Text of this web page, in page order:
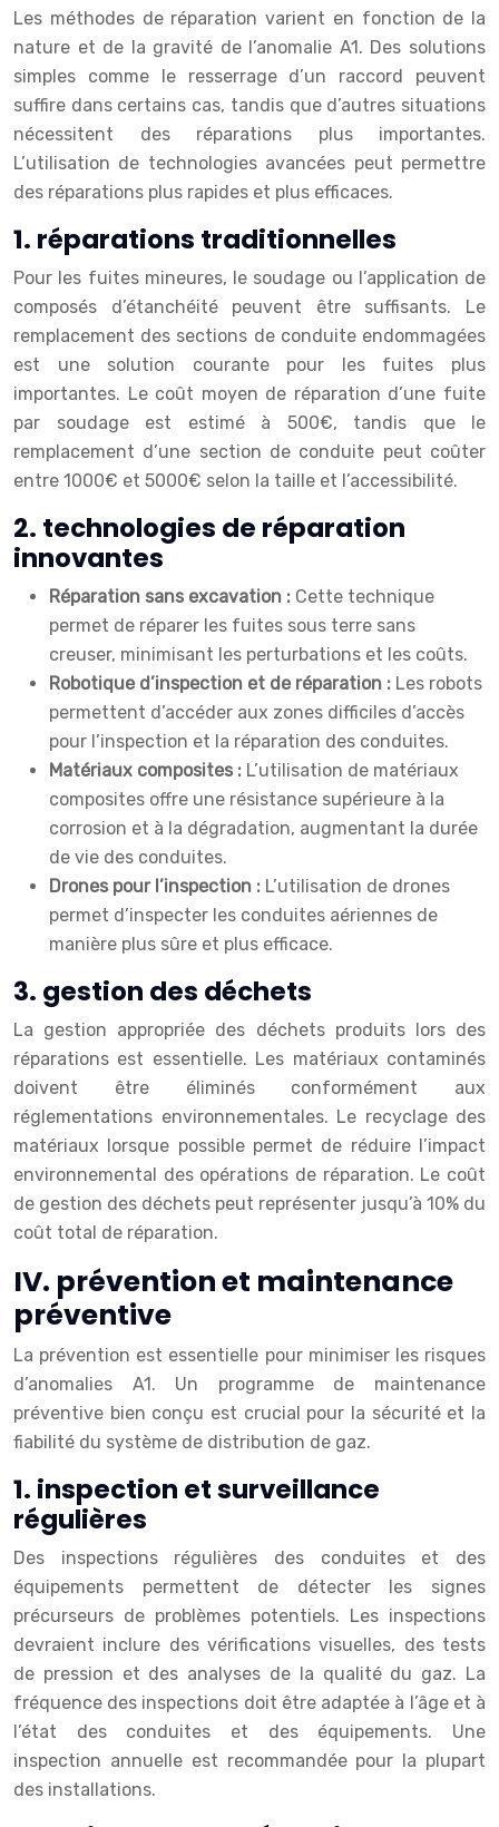
Les méthodes de réparation varient en fonction de la
nature et de la gravité de l’anomalie A1. Des solutions
simples comme le resserrage d’un raccord peuvent
suffire dans certains cas, tandis que d’autres situations
nécessitent des réparations plus importantes.
L’utilisation de technologies avancées peut permettre
des réparations plus rapides et plus efficaces.
1. réparations traditionnelles
Pour les fuites mineures, le soudage ou l’application de
composés d’étanchéité peuvent être suffisants. Le
remplacement des sections de conduite endommagées
est une solution courante pour les fuites plus
importantes. Le coût moyen de réparation d’une fuite
par soudage est estimé à 500€, tandis que le
remplacement d’une section de conduite peut coûter
entre 1000€ et 5000€ selon la taille et l’accessibilité.
2. technologies de réparation
innovantes
Réparation sans excavation : Cette technique
permet de réparer les fuites sous terre sans
creuser, minimisant les perturbations et les coûts.
Robotique d’inspection et de réparation : Les robots
permettent d’accéder aux zones difficiles d’accès
pour l’inspection et la réparation des conduites.
Matériaux composites : L’utilisation de matériaux
composites offre une résistance supérieure à la
corrosion et à la dégradation, augmentant la durée
de vie des conduites.
Drones pour l’inspection : L’utilisation de drones
permet d’inspecter les conduites aériennes de
manière plus sûre et plus efficace.
3. gestion des déchets
La gestion appropriée des déchets produits lors des
réparations est essentielle. Les matériaux contaminés
doivent être éliminés conformément aux
réglementations environnementales. Le recyclage des
matériaux lorsque possible permet de réduire l’impact
environnemental des opérations de réparation. Le coût
de gestion des déchets peut représenter jusqu’à 10% du
coût total de réparation.
IV. prévention et maintenance
préventive
La prévention est essentielle pour minimiser les risques
d’anomalies A1. Un programme de maintenance
préventive bien conçu est crucial pour la sécurité et la
fiabilité du système de distribution de gaz.
1. inspection et surveillance
régulières
Des inspections régulières des conduites et des
équipements permettent de détecter les signes
précurseurs de problèmes potentiels. Les inspections
devraient inclure des vérifications visuelles, des tests
de pression et des analyses de la qualité du gaz. La
fréquence des inspections doit être adaptée à l’âge et à
l’état des conduites et des équipements. Une
inspection annuelle est recommandée pour la plupart
des installations.